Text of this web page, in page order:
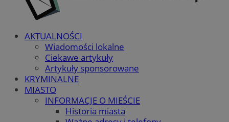
AKTUALNOŚCI
Wiadomości lokalne
Ciekawe artykuły
Artykuły sponsorowane
KRYMINALNE
MIASTO
INFORMACJE O MIEŚCIE
Historia miasta